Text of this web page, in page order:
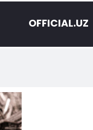
OFFICIAL.UZ